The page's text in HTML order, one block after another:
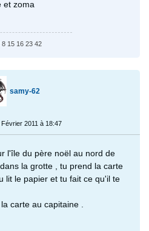
et zoma
8 15 16 23 42
samy-62
2011 à 18:47
l'île du père noël au nord de
la grotte , tu prend la carte
lit le papier et tu fait ce qu'il te
carte au capitaine .